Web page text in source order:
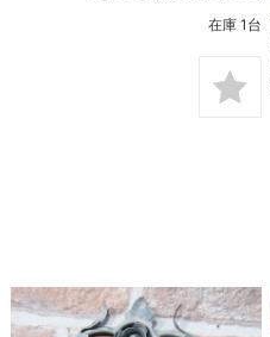
在庫 1台